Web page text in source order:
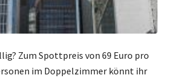
Zum Spottpreis von 69 Euro pro
im Doppelzimmer könnt ihr